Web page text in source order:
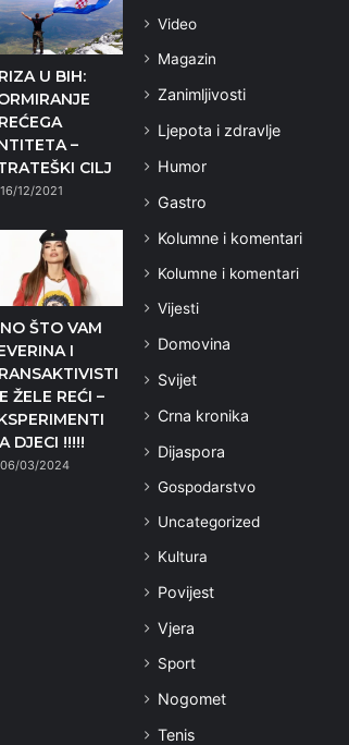
U BIH:
–
CILJ
16/12/2021
ŠTO VAM
I
ŽELE REĆI –
DJECI !!!!!
06/03/2024
Video
Magazin
Zanimljivosti
Ljepota i zdravlje
Humor
Gastro
Kolumne i komentari
Kolumne i komentari
Vijesti
Domovina
Svijet
Crna kronika
Dijaspora
Gospodarstvo
Uncategorized
Kultura
Povijest
Vjera
Sport
Nogomet
Tenis